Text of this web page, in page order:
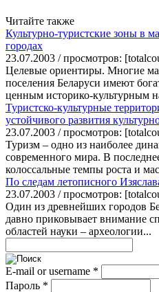
Читайте также
Культурно-туристские зоны в
городах
23.07.2003 / просмотров:
Целевые ориентиры. Многие
поселения Беларуси имеют
ценным историко-культурным
Туристско-культурные
устойчивого развития
23.07.2003 / просмотров:
Туризм – одно из наиболее
современного мира. В
колоссальные темпы роста и
По следам летописного
23.07.2003 / просмотров:
Один из древнейших городов
давно приковывает внимание
областей науки – археологии...
E-mail or username *
Пароль *